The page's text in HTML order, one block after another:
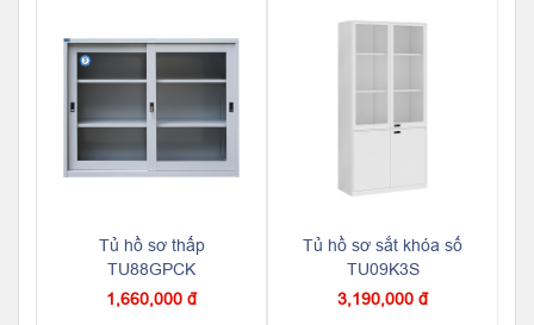
Tủ hồ sơ thấp
TU88GPCK
1,660,000 đ
Tủ hồ sơ sắt khóa số
TU09K3S
3,190,000 đ